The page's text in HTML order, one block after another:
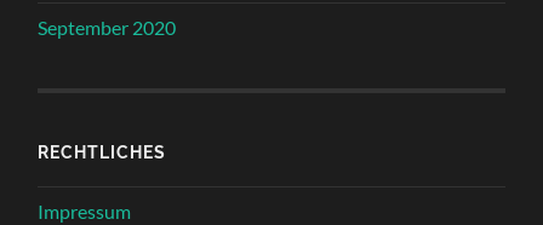
September 2020
RECHTLICHES
Impressum